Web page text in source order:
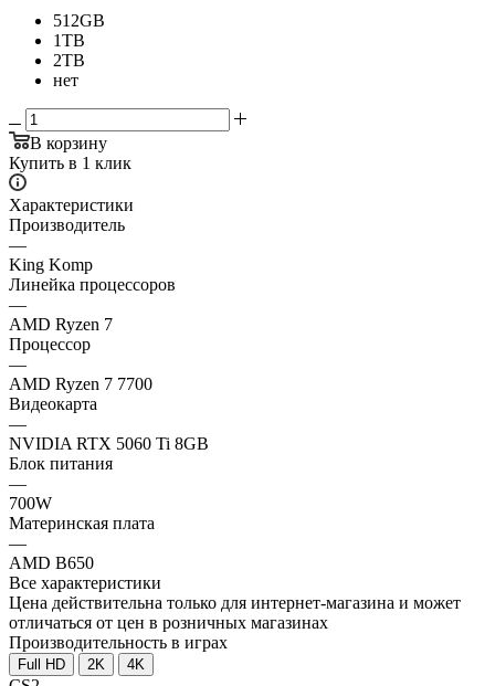
512GB
1TB
2TB
нет
В корзину
Купить в 1 клик
Характеристики
Производитель
—
King Komp
Линейка процессоров
—
AMD Ryzen 7
Процессор
—
AMD Ryzen 7 7700
Видеокарта
—
NVIDIA RTX 5060 Ti 8GB
Блок питания
—
700W
Материнская плата
—
AMD B650
Все характеристики
Цена действительна только для интернет-магазина и может
отличаться от цен в розничных магазинах
Производительность в играх
Full HD 2K 4K